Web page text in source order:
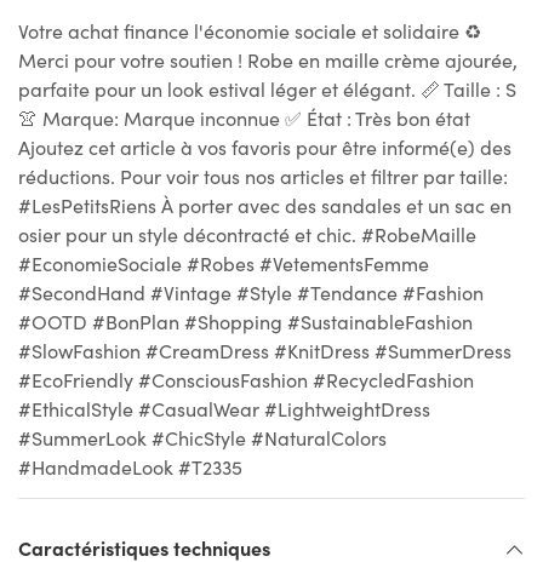
Votre achat finance l'économie sociale et solidaire ♻
Merci pour votre soutien ! Robe en maille crème ajourée,
parfaite pour un look estival léger et élégant. 📏 Taille : S
👚 Marque: Marque inconnue ✅ État : Très bon état
Ajoutez cet article à vos favoris pour être informé(e) des
réductions. Pour voir tous nos articles et filtrer par taille:
#LesPetitsRiens À porter avec des sandales et un sac en
osier pour un style décontracté et chic. #RobeMaille
#EconomieSociale #Robes #VetementsFemme
#SecondHand #Vintage #Style #Tendance #Fashion
#OOTD #BonPlan #Shopping #SustainableFashion
#SlowFashion #CreamDress #KnitDress #SummerDress
#EcoFriendly #ConsciousFashion #RecycledFashion
#EthicalStyle #CasualWear #LightweightDress
#SummerLook #ChicStyle #NaturalColors
#HandmadeLook #T2335
Caractéristiques techniques